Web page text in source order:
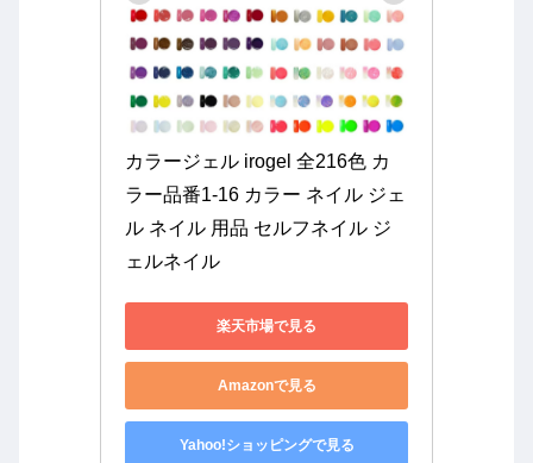
カラージェル irogel 全216色 カ
ラー品番1-16 カラー ネイル ジェ
ル ネイル 用品 セルフネイル ジ
ェルネイル
楽天市場で見る
Amazonで見る
Yahoo!ショッピングで見る